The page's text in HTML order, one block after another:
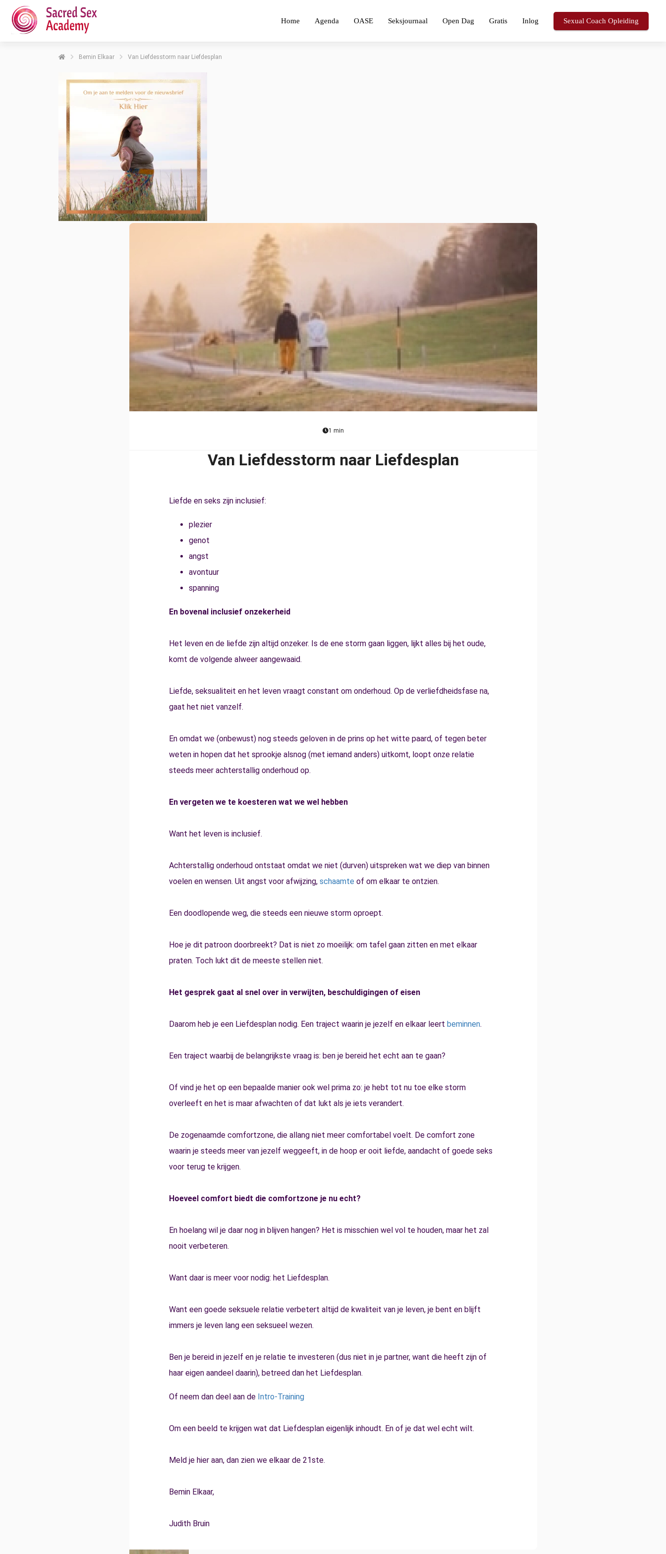
Home Agenda OASE Seksjournaal Open Dag Gratis Inlog Sexual Coach Opleiding
Bemin Elkaar Van Liefdesstorm naar Liefdesplan
1 min
Van Liefdesstorm naar Liefdesplan
Liefde en seks zijn inclusief:
plezier
genot
angst
avontuur
spanning
En bovenal inclusief onzekerheid
Het leven en de liefde zijn altijd onzeker. Is de ene storm gaan liggen, lijkt alles bij het oude,
komt de volgende alweer aangewaaid.
Liefde, seksualiteit en het leven vraagt constant om onderhoud. Op de verliefdheidsfase na,
gaat het niet vanzelf.
En omdat we (onbewust) nog steeds geloven in de prins op het witte paard, of tegen beter
weten in hopen dat het sprookje alsnog (met iemand anders) uitkomt, loopt onze relatie
steeds meer achterstallig onderhoud op.
En vergeten we te koesteren wat we wel hebben
Want het leven is inclusief.
Achterstallig onderhoud ontstaat omdat we niet (durven) uitspreken wat we diep van binnen
voelen en wensen. Uit angst voor afwijzing, schaamte of om elkaar te ontzien.
Een doodlopende weg, die steeds een nieuwe storm oproept.
Hoe je dit patroon doorbreekt? Dat is niet zo moeilijk: om tafel gaan zitten en met elkaar
praten. Toch lukt dit de meeste stellen niet.
Het gesprek gaat al snel over in verwijten, beschuldigingen of eisen
Daarom heb je een Liefdesplan nodig. Een traject waarin je jezelf en elkaar leert beminnen.
Een traject waarbij de belangrijkste vraag is: ben je bereid het echt aan te gaan?
Of vind je het op een bepaalde manier ook wel prima zo: je hebt tot nu toe elke storm
overleeft en het is maar afwachten of dat lukt als je iets verandert.
De zogenaamde comfortzone, die allang niet meer comfortabel voelt. De comfort zone
waarin je steeds meer van jezelf weggeeft, in de hoop er ooit liefde, aandacht of goede seks
voor terug te krijgen.
Hoeveel comfort biedt die comfortzone je nu echt?
En hoelang wil je daar nog in blijven hangen? Het is misschien wel vol te houden, maar het zal
nooit verbeteren.
Want daar is meer voor nodig: het Liefdesplan.
Want een goede seksuele relatie verbetert altijd de kwaliteit van je leven, je bent en blijft
immers je leven lang een seksueel wezen.
Ben je bereid in jezelf en je relatie te investeren (dus niet in je partner, want die heeft zijn of
haar eigen aandeel daarin), betreed dan het Liefdesplan.
Of neem dan deel aan de Intro-Training
Om een beeld te krijgen wat dat Liefdesplan eigenlijk inhoudt. En of je dat wel echt wilt.
Meld je hier aan, dan zien we elkaar de 21ste.
Bemin Elkaar,
Judith Bruin